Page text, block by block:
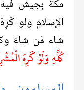
مكّة بجيش
الإسلام ولو
شاء مَن شاءَ
كُلِّهِ وَلَوْ كَرِهَ